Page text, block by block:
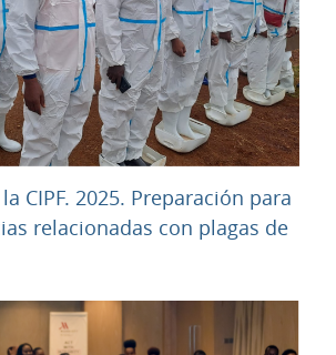
CIPF. 2025. Preparación para
relacionadas con plagas de